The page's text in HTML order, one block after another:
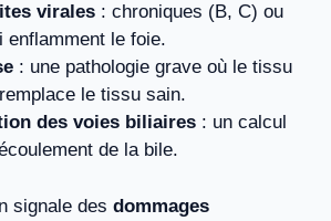
virales : chroniques (B, C) ou
enflamment le foie.
: une pathologie grave où le tissu
le tissu sain.
des voies biliaires : un calcul
de la bile.
signale des dommages